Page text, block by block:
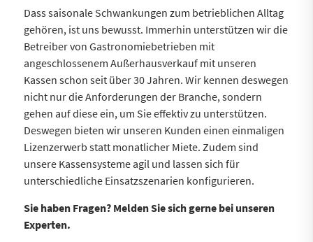
Dass saisonale Schwankungen zum betrieblichen Alltag
gehören, ist uns bewusst. Immerhin unterstützen wir die
Betreiber von Gastronomiebetrieben mit
angeschlossenem Außerhausverkauf mit unseren
Kassen schon seit über 30 Jahren. Wir kennen deswegen
nicht nur die Anforderungen der Branche, sondern
gehen auf diese ein, um Sie effektiv zu unterstützen.
Deswegen bieten wir unseren Kunden einen einmaligen
Lizenzerwerb statt monatlicher Miete. Zudem sind
unsere Kassensysteme agil und lassen sich für
unterschiedliche Einsatzszenarien konfigurieren.
Sie haben Fragen? Melden Sie sich gerne bei unseren
Experten.